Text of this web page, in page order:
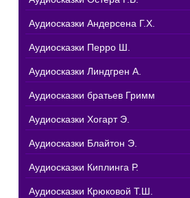
Аудиосказки Андерсена Г.Х.
Аудиосказки Перро Ш.
Аудиосказки Линдгрен А.
Аудиосказки братьев Гримм
Аудиосказки Хогарт Э.
Аудиосказки Блайтон Э.
Аудиосказки Киплинга Р.
Аудиосказки Крюковой Т.Ш.